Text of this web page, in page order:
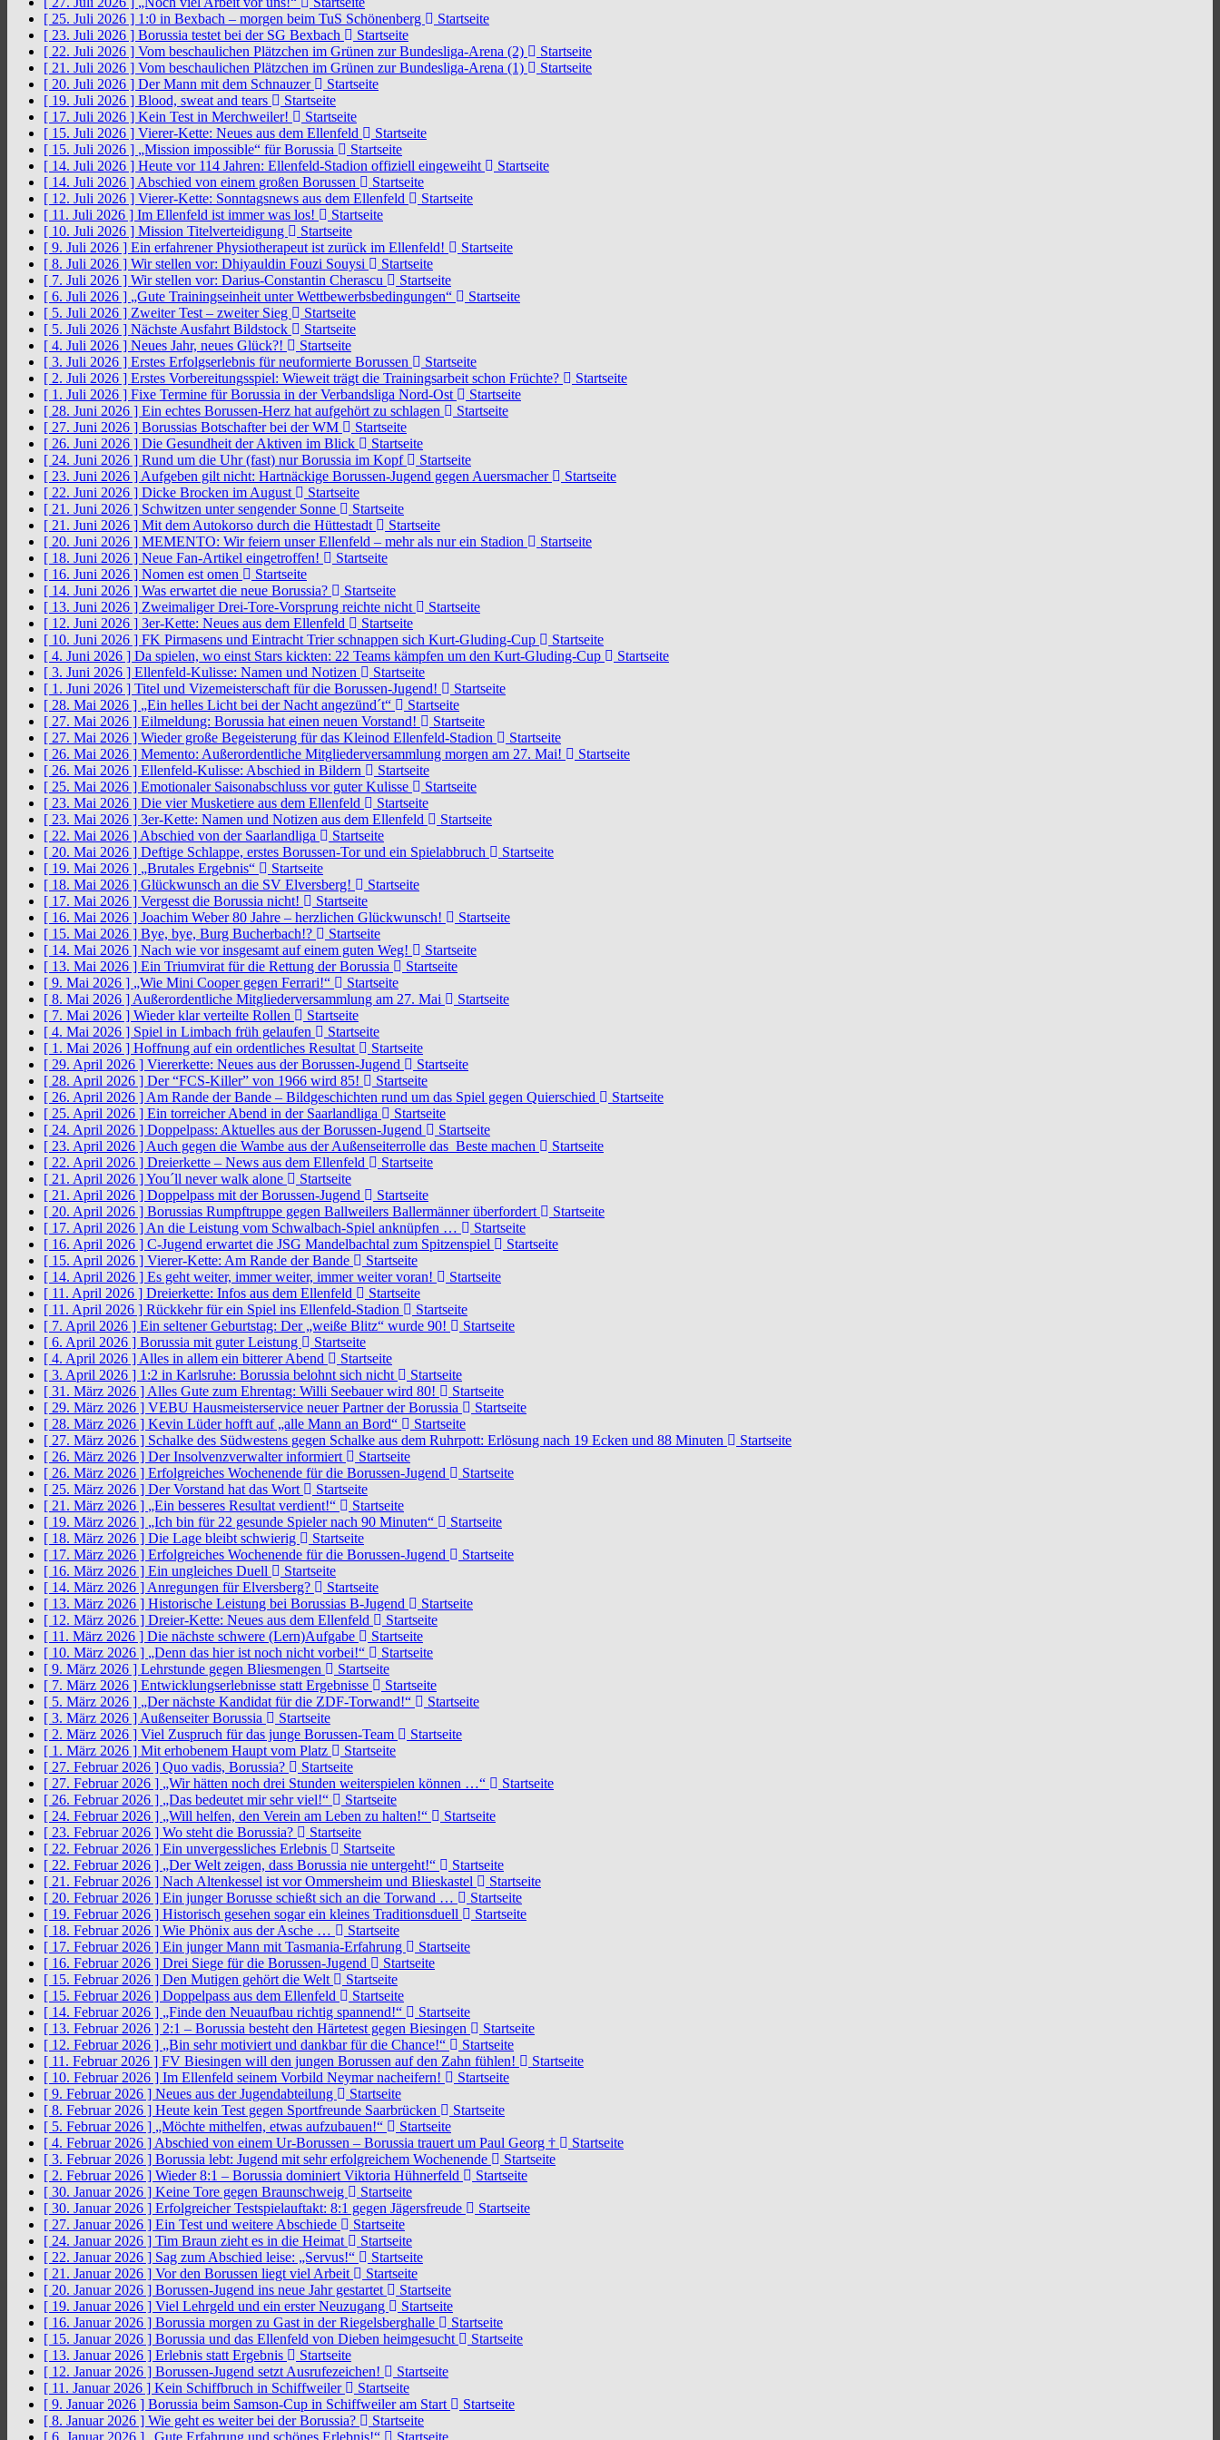
[ 25. Juli 2026 ] 1:0 in Bexbach – morgen beim TuS Schönenberg
Startseite
[ 23. Juli 2026 ] Borussia testet bei der SG Bexbach
Startseite
[ 22. Juli 2026 ] Vom beschaulichen Plätzchen im Grünen zur Bundesliga-Arena (2)
Startseite
[ 21. Juli 2026 ] Vom beschaulichen Plätzchen im Grünen zur Bundesliga-Arena (1)
Startseite
[ 20. Juli 2026 ] Der Mann mit dem Schnauzer
Startseite
[ 19. Juli 2026 ] Blood, sweat and tears
Startseite
[ 17. Juli 2026 ] Kein Test in Merchweiler!
Startseite
[ 15. Juli 2026 ] Vierer-Kette: Neues aus dem Ellenfeld
Startseite
[ 15. Juli 2026 ] „Mission impossible“ für Borussia
Startseite
[ 14. Juli 2026 ] Heute vor 114 Jahren: Ellenfeld-Stadion offiziell eingeweiht
Startseite
[ 14. Juli 2026 ] Abschied von einem großen Borussen
Startseite
[ 12. Juli 2026 ] Vierer-Kette: Sonntagsnews aus dem Ellenfeld
Startseite
[ 11. Juli 2026 ] Im Ellenfeld ist immer was los!
Startseite
[ 10. Juli 2026 ] Mission Titelverteidigung
Startseite
[ 9. Juli 2026 ] Ein erfahrener Physiotherapeut ist zurück im Ellenfeld!
Startseite
[ 8. Juli 2026 ] Wir stellen vor: Dhiyauldin Fouzi Souysi
Startseite
[ 7. Juli 2026 ] Wir stellen vor: Darius-Constantin Cherascu
Startseite
[ 6. Juli 2026 ] „Gute Trainingseinheit unter Wettbewerbsbedingungen“
Startseite
[ 5. Juli 2026 ] Zweiter Test – zweiter Sieg
Startseite
[ 5. Juli 2026 ] Nächste Ausfahrt Bildstock
Startseite
[ 4. Juli 2026 ] Neues Jahr, neues Glück?!
Startseite
[ 3. Juli 2026 ] Erstes Erfolgserlebnis für neuformierte Borussen
Startseite
[ 2. Juli 2026 ] Erstes Vorbereitungsspiel: Wieweit trägt die Trainingsarbeit schon Früchte?
Startseite
[ 1. Juli 2026 ] Fixe Termine für Borussia in der Verbandsliga Nord-Ost
Startseite
[ 28. Juni 2026 ] Ein echtes Borussen-Herz hat aufgehört zu schlagen
Startseite
[ 27. Juni 2026 ] Borussias Botschafter bei der WM
Startseite
[ 26. Juni 2026 ] Die Gesundheit der Aktiven im Blick
Startseite
[ 24. Juni 2026 ] Rund um die Uhr (fast) nur Borussia im Kopf
Startseite
[ 23. Juni 2026 ] Aufgeben gilt nicht: Hartnäckige Borussen-Jugend gegen Auersmacher
Startseite
[ 22. Juni 2026 ] Dicke Brocken im August
Startseite
[ 21. Juni 2026 ] Schwitzen unter sengender Sonne
Startseite
[ 21. Juni 2026 ] Mit dem Autokorso durch die Hüttestadt
Startseite
[ 20. Juni 2026 ] MEMENTO: Wir feiern unser Ellenfeld – mehr als nur ein Stadion
Startseite
[ 18. Juni 2026 ] Neue Fan-Artikel eingetroffen!
Startseite
[ 16. Juni 2026 ] Nomen est omen
Startseite
[ 14. Juni 2026 ] Was erwartet die neue Borussia?
Startseite
[ 13. Juni 2026 ] Zweimaliger Drei-Tore-Vorsprung reichte nicht
Startseite
[ 12. Juni 2026 ] 3er-Kette: Neues aus dem Ellenfeld
Startseite
[ 10. Juni 2026 ] FK Pirmasens und Eintracht Trier schnappen sich Kurt-Gluding-Cup
Startseite
[ 4. Juni 2026 ] Da spielen, wo einst Stars kickten: 22 Teams kämpfen um den Kurt-Gluding-Cup
Startseite
[ 3. Juni 2026 ] Ellenfeld-Kulisse: Namen und Notizen
Startseite
[ 1. Juni 2026 ] Titel und Vizemeisterschaft für die Borussen-Jugend!
Startseite
[ 28. Mai 2026 ] „Ein helles Licht bei der Nacht angezünd´t“
Startseite
[ 27. Mai 2026 ] Eilmeldung: Borussia hat einen neuen Vorstand!
Startseite
[ 27. Mai 2026 ] Wieder große Begeisterung für das Kleinod Ellenfeld-Stadion
Startseite
[ 26. Mai 2026 ] Memento: Außerordentliche Mitgliederversammlung morgen am 27. Mai!
Startseite
[ 26. Mai 2026 ] Ellenfeld-Kulisse: Abschied in Bildern
Startseite
[ 25. Mai 2026 ] Emotionaler Saisonabschluss vor guter Kulisse
Startseite
[ 23. Mai 2026 ] Die vier Musketiere aus dem Ellenfeld
Startseite
[ 23. Mai 2026 ] 3er-Kette: Namen und Notizen aus dem Ellenfeld
Startseite
[ 22. Mai 2026 ] Abschied von der Saarlandliga
Startseite
[ 20. Mai 2026 ] Deftige Schlappe, erstes Borussen-Tor und ein Spielabbruch
Startseite
[ 19. Mai 2026 ] „Brutales Ergebnis“
Startseite
[ 18. Mai 2026 ] Glückwunsch an die SV Elversberg!
Startseite
[ 17. Mai 2026 ] Vergesst die Borussia nicht!
Startseite
[ 16. Mai 2026 ] Joachim Weber 80 Jahre – herzlichen Glückwunsch!
Startseite
[ 15. Mai 2026 ] Bye, bye, Burg Bucherbach!?
Startseite
[ 14. Mai 2026 ] Nach wie vor insgesamt auf einem guten Weg!
Startseite
[ 13. Mai 2026 ] Ein Triumvirat für die Rettung der Borussia
Startseite
[ 9. Mai 2026 ] „Wie Mini Cooper gegen Ferrari!“
Startseite
[ 8. Mai 2026 ] Außerordentliche Mitgliederversammlung am 27. Mai
Startseite
[ 7. Mai 2026 ] Wieder klar verteilte Rollen
Startseite
[ 4. Mai 2026 ] Spiel in Limbach früh gelaufen
Startseite
[ 1. Mai 2026 ] Hoffnung auf ein ordentliches Resultat
Startseite
[ 29. April 2026 ] Viererkette: Neues aus der Borussen-Jugend
Startseite
[ 28. April 2026 ] Der “FCS-Killer” von 1966 wird 85!
Startseite
[ 26. April 2026 ] Am Rande der Bande – Bildgeschichten rund um das Spiel gegen Quierschied
Startseite
[ 25. April 2026 ] Ein torreicher Abend in der Saarlandliga
Startseite
[ 24. April 2026 ] Doppelpass: Aktuelles aus der Borussen-Jugend
Startseite
[ 23. April 2026 ] Auch gegen die Wambe aus der Außenseiterrolle das Beste machen
Startseite
[ 22. April 2026 ] Dreierkette – News aus dem Ellenfeld
Startseite
[ 21. April 2026 ]You´ll never walk alone
Startseite
[ 21. April 2026 ] Doppelpass mit der Borussen-Jugend
Startseite
[ 20. April 2026 ] Borussias Rumpftruppe gegen Ballweilers Ballermänner überfordert
Startseite
[ 17. April 2026 ] An die Leistung vom Schwalbach-Spiel anknüpfen …
Startseite
[ 16. April 2026 ] C-Jugend erwartet die JSG Mandelbachtal zum Spitzenspiel
Startseite
[ 15. April 2026 ] Vierer-Kette: Am Rande der Bande
Startseite
[ 14. April 2026 ] Es geht weiter, immer weiter, immer weiter voran!
Startseite
[ 11. April 2026 ] Dreierkette: Infos aus dem Ellenfeld
Startseite
[ 11. April 2026 ] Rückkehr für ein Spiel ins Ellenfeld-Stadion
Startseite
[ 7. April 2026 ] Ein seltener Geburtstag: Der „weiße Blitz“ wurde 90!
Startseite
[ 6. April 2026 ] Borussia mit guter Leistung
Startseite
[ 4. April 2026 ] Alles in allem ein bitterer Abend
Startseite
[ 3. April 2026 ] 1:2 in Karlsruhe: Borussia belohnt sich nicht
Startseite
[ 31. März 2026 ] Alles Gute zum Ehrentag: Willi Seebauer wird 80!
Startseite
[ 29. März 2026 ] VEBU Hausmeisterservice neuer Partner der Borussia
Startseite
[ 28. März 2026 ] Kevin Lüder hofft auf „alle Mann an Bord“
Startseite
[ 27. März 2026 ] Schalke des Südwestens gegen Schalke aus dem Ruhrpott: Erlösung nach 19 Ecken und 88 Minuten
Startseite
[ 26. März 2026 ] Der Insolvenzverwalter informiert
Startseite
[ 26. März 2026 ] Erfolgreiches Wochenende für die Borussen-Jugend
Startseite
[ 25. März 2026 ] Der Vorstand hat das Wort
Startseite
[ 21. März 2026 ] „Ein besseres Resultat verdient!“
Startseite
[ 19. März 2026 ] „Ich bin für 22 gesunde Spieler nach 90 Minuten“
Startseite
[ 18. März 2026 ] Die Lage bleibt schwierig
Startseite
[ 17. März 2026 ] Erfolgreiches Wochenende für die Borussen-Jugend
Startseite
[ 16. März 2026 ] Ein ungleiches Duell
Startseite
[ 14. März 2026 ] Anregungen für Elversberg?
Startseite
[ 13. März 2026 ] Historische Leistung bei Borussias B-Jugend
Startseite
[ 12. März 2026 ] Dreier-Kette: Neues aus dem Ellenfeld
Startseite
[ 11. März 2026 ] Die nächste schwere (Lern)Aufgabe
Startseite
[ 10. März 2026 ] „Denn das hier ist noch nicht vorbei!“
Startseite
[ 9. März 2026 ] Lehrstunde gegen Bliesmengen
Startseite
[ 7. März 2026 ] Entwicklungserlebnisse statt Ergebnisse
Startseite
[ 5. März 2026 ] „Der nächste Kandidat für die ZDF-Torwand!“
Startseite
[ 3. März 2026 ] Außenseiter Borussia
Startseite
[ 2. März 2026 ] Viel Zuspruch für das junge Borussen-Team
Startseite
[ 1. März 2026 ] Mit erhobenem Haupt vom Platz
Startseite
[ 27. Februar 2026 ] Quo vadis, Borussia?
Startseite
[ 27. Februar 2026 ] „Wir hätten noch drei Stunden weiterspielen können …“
Startseite
[ 26. Februar 2026 ] „Das bedeutet mir sehr viel!“
Startseite
[ 24. Februar 2026 ] „Will helfen, den Verein am Leben zu halten!“
Startseite
[ 23. Februar 2026 ] Wo steht die Borussia?
Startseite
[ 22. Februar 2026 ] Ein unvergessliches Erlebnis
Startseite
[ 22. Februar 2026 ] „Der Welt zeigen, dass Borussia nie untergeht!“
Startseite
[ 21. Februar 2026 ] Nach Altenkessel ist vor Ommersheim und Blieskastel
Startseite
[ 20. Februar 2026 ] Ein junger Borusse schießt sich an die Torwand …
Startseite
[ 19. Februar 2026 ] Historisch gesehen sogar ein kleines Traditionsduell
Startseite
[ 18. Februar 2026 ] Wie Phönix aus der Asche …
Startseite
[ 17. Februar 2026 ] Ein junger Mann mit Tasmania-Erfahrung
Startseite
[ 16. Februar 2026 ] Drei Siege für die Borussen-Jugend
Startseite
[ 15. Februar 2026 ] Den Mutigen gehört die Welt
Startseite
[ 15. Februar 2026 ] Doppelpass aus dem Ellenfeld
Startseite
[ 14. Februar 2026 ] „Finde den Neuaufbau richtig spannend!“
Startseite
[ 13. Februar 2026 ] 2:1 – Borussia besteht den Härtetest gegen Biesingen
Startseite
[ 12. Februar 2026 ] „Bin sehr motiviert und dankbar für die Chance!“
Startseite
[ 11. Februar 2026 ] FV Biesingen will den jungen Borussen auf den Zahn fühlen!
Startseite
[ 10. Februar 2026 ] Im Ellenfeld seinem Vorbild Neymar nacheifern!
Startseite
[ 9. Februar 2026 ] Neues aus der Jugendabteilung
Startseite
[ 8. Februar 2026 ] Heute kein Test gegen Sportfreunde Saarbrücken
Startseite
[ 5. Februar 2026 ] „Möchte mithelfen, etwas aufzubauen!“
Startseite
[ 4. Februar 2026 ] Abschied von einem Ur-Borussen – Borussia trauert um Paul Georg †
Startseite
[ 3. Februar 2026 ] Borussia lebt: Jugend mit sehr erfolgreichem Wochenende
Startseite
[ 2. Februar 2026 ] Wieder 8:1 – Borussia dominiert Viktoria Hühnerfeld
Startseite
[ 30. Januar 2026 ] Keine Tore gegen Braunschweig
Startseite
[ 30. Januar 2026 ] Erfolgreicher Testspielauftakt: 8:1 gegen Jägersfreude
Startseite
[ 27. Januar 2026 ] Ein Test und weitere Abschiede
Startseite
[ 24. Januar 2026 ] Tim Braun zieht es in die Heimat
Startseite
[ 22. Januar 2026 ] Sag zum Abschied leise: „Servus!“
Startseite
[ 21. Januar 2026 ] Vor den Borussen liegt viel Arbeit
Startseite
[ 20. Januar 2026 ] Borussen-Jugend ins neue Jahr gestartet
Startseite
[ 19. Januar 2026 ] Viel Lehrgeld und ein erster Neuzugang
Startseite
[ 16. Januar 2026 ] Borussia morgen zu Gast in der Riegelsberghalle
Startseite
[ 15. Januar 2026 ] Borussia und das Ellenfeld von Dieben heimgesucht
Startseite
[ 13. Januar 2026 ] Erlebnis statt Ergebnis
Startseite
[ 12. Januar 2026 ] Borussen-Jugend setzt Ausrufezeichen!
Startseite
[ 11. Januar 2026 ] Kein Schiffbruch in Schiffweiler
Startseite
[ 9. Januar 2026 ] Borussia beim Samson-Cup in Schiffweiler am Start
Startseite
[ 8. Januar 2026 ] Wie geht es weiter bei der Borussia?
Startseite
[ 6. Januar 2026 ]
„Gute Erfahrung und schönes Erlebnis!“ Startseite